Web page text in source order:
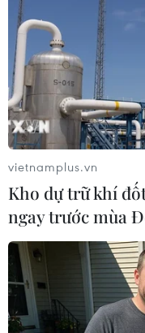
#Hội đồng Giáo sư
#Phó giáo sư
#Nhà
Theo dõi VietnamPlus
vietnamplus.vn
Kho dự trữ khí
ngay trước mùa